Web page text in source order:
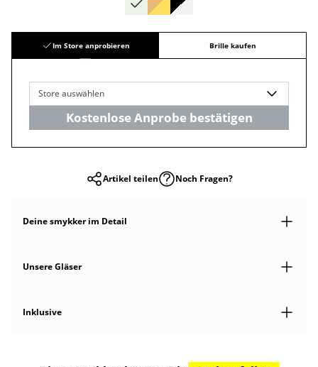
Im Store anprobieren Brille kaufen
Store auswählen
Kostenlose Anprobe bestätigen
Artikel teilen Noch Fragen?
Deine smykkerim Detail
Unsere Gläser
Inklusive